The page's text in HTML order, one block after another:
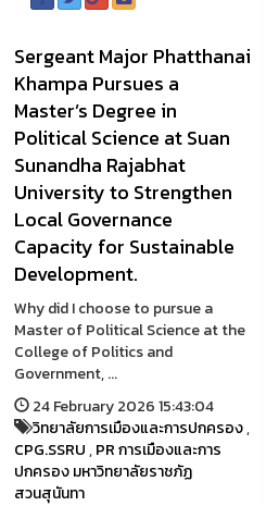
Sergeant Major Phatthanai
Khampa Pursues a
Master’s Degree in
Political Science at Suan
Sunandha Rajabhat
University to Strengthen
Local Governance
Capacity for Sustainable
Development.
Why did I choose to pursue a
Master of Political Science at the
College of Politics and
Government, ...
24 February 2026 15:43:04
วิทยาลัยการเมืองและการปกครอง,
CPG.SSRU,PR การเมืองและการ
ปกครอง มหาวิทยาลัยราชภัฏ
สวนสุนันทา